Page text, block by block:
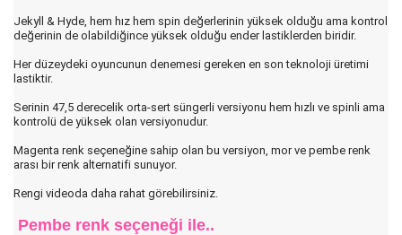
Jekyll & Hyde, hem hız hem spin değerlerinin yüksek olduğu ama kontrol
değerinin de olabildiğince yüksek olduğu ender lastiklerden biridir.
Her düzeydeki oyuncunun denemesi gereken en son teknoloji üretimi
lastiktir.
Serinin 47,5 derecelik orta-sert süngerli versiyonu hem hızlı ve spinli ama
kontrolü de yüksek olan versiyonudur.
Magenta renk seçeneğine sahip olan bu versiyon, mor ve pembe renk
arası bir renk alternatifi sunuyor.
Rengi videoda daha rahat görebilirsiniz.
Pembe renk seçeneği ile..